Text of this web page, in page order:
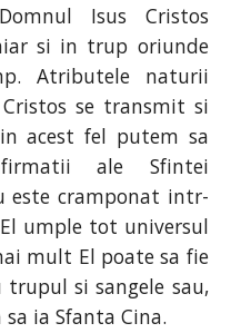
Isus Cristos
si in trup oriunde
Atributele naturii
se transmit si
acest fel putem sa
ale Sfintei
este cramponat intr-
umple tot universul
mult El poate sa fie
trupul si sangele sau,
ia Sfanta Cina.